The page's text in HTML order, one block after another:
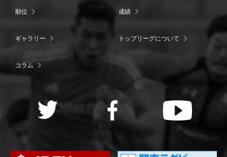
順位 成績
ギャラリー トップリーグについて
コラム